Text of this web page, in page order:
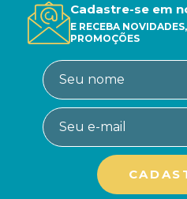
Cadastre-se em
E RECEBA
PROMOÇÕES